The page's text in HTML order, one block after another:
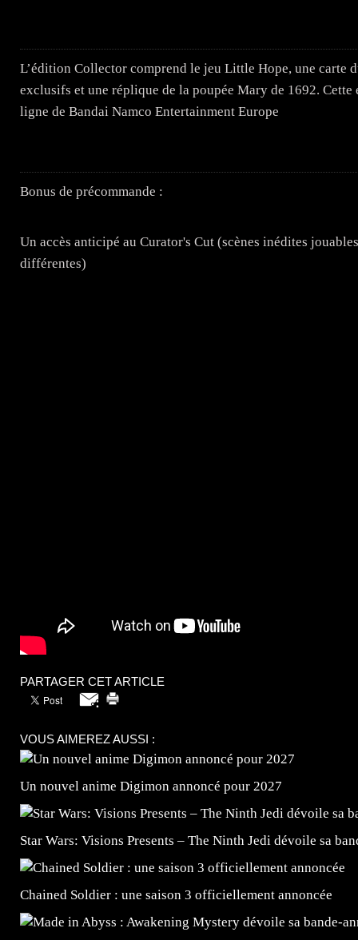
L’édition Collector comprend le jeu Little Hope, une carte
exclusifs et une réplique de la poupée Mary de 1692.
ligne de Bandai Namco Entertainment Europe
Bonus de précommande :
Un accès anticipé au Curator's Cut (scènes inédites
différentes)
PARTAGER CET ARTICLE
VOUS AIMEREZ AUSSI :
Un nouvel anime Digimon annoncé pour 2027
Star Wars: Visions Presents – The Ninth Jedi dévoile sa
Chained Soldier : une saison 3 officiellement annoncée